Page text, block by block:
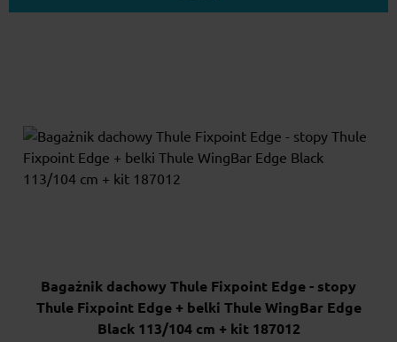
Bagażnik dachowy Thule Fixpoint Edge - stopy
Thule Fixpoint Edge + belki Thule WingBar Edge
Black 113/104 cm + kit 187012